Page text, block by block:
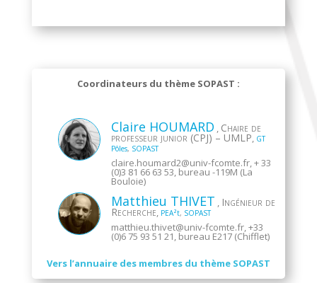
Coordinateurs du thème SOPAST :
Claire HOUMARD , Chaire de
professeur junior (CPJ) – UMLP, GT
Pôles, SOPAST
claire.houmard2@univ-fcomte.fr, + 33
(0)3 81 66 63 53, bureau -119M (La
Bouloie)
Matthieu THIVET , Ingénieur de
Recherche, PEA²t, SOPAST
matthieu.thivet@univ-fcomte.fr, +33
(0)6 75 93 51 21, bureau E217 (Chifflet)
Vers l’annuaire des membres du thème SOPAST